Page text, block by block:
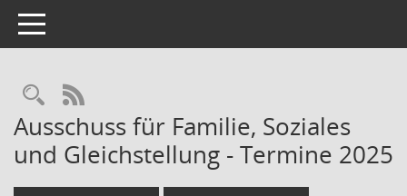
Toggle navigation
Rechercheauswahl
RSS-Feed
Ausschuss für Familie, Soziales
und Gleichstellung - Termine 2025